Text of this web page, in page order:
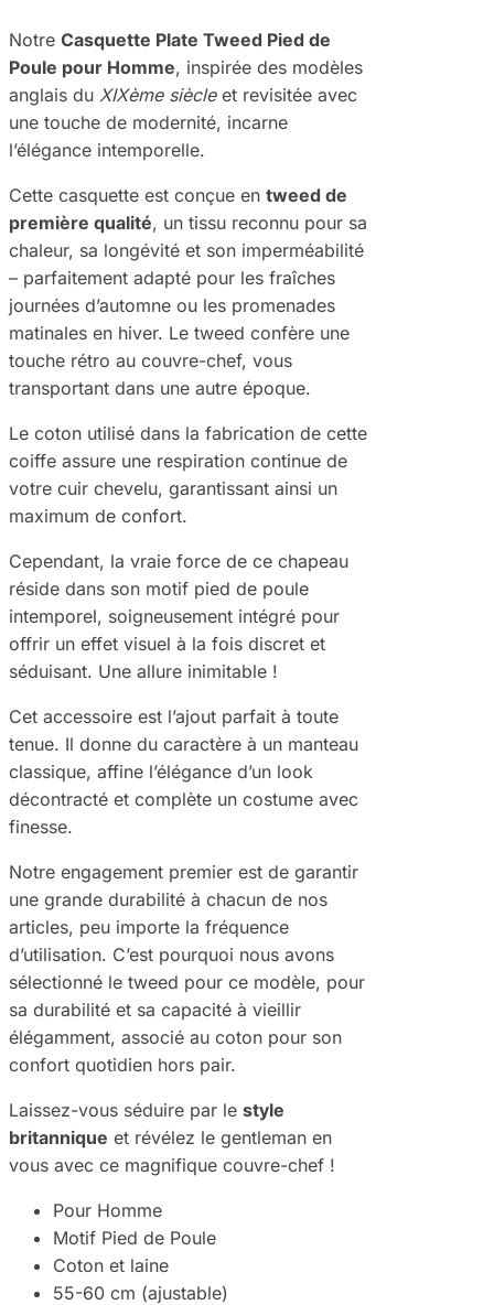
Notre Casquette Plate Tweed Pied de
Poule pour Homme, inspirée des modèles
anglais du XIXème siècleet revisitée avec
une touche de modernité, incarne
l’élégance intemporelle.
Cette casquette est conçue en tweed de
première qualité, un tissu reconnu pour sa
chaleur, sa longévité et son imperméabilité
– parfaitement adapté pour les fraîches
journées d’automne ou les promenades
matinales en hiver. Le tweed confère une
touche rétro au couvre-chef, vous
transportant dans une autre époque.
Le coton utilisé dans la fabrication de cette
coiffe assure une respiration continue de
votre cuir chevelu, garantissant ainsi un
maximum de confort.
Cependant, la vraie force de ce chapeau
réside dans son motif pied de poule
intemporel, soigneusement intégré pour
offrir un effet visuel à la fois discret et
séduisant. Une allure inimitable !
Cet accessoire est l’ajout parfait à toute
tenue. Il donne du caractère à un manteau
classique, affine l’élégance d’un look
décontracté et complète un costume avec
finesse.
Notre engagement premier est de garantir
une grande durabilité à chacun de nos
articles, peu importe la fréquence
d’utilisation. C’est pourquoi nous avons
sélectionné le tweed pour ce modèle, pour
sa durabilité et sa capacité à vieillir
élégamment, associé au coton pour son
confort quotidien hors pair.
Laissez-vous séduire par le style
britannique et révélez le gentleman en
vous avec ce magnifique couvre-chef !
Pour Homme
Motif Pied de Poule
Coton et laine
55-60 cm (ajustable)